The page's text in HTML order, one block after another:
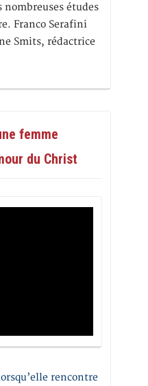
études
Franco Serafini
Smits, rédactrice
femme
du Christ
rencontre